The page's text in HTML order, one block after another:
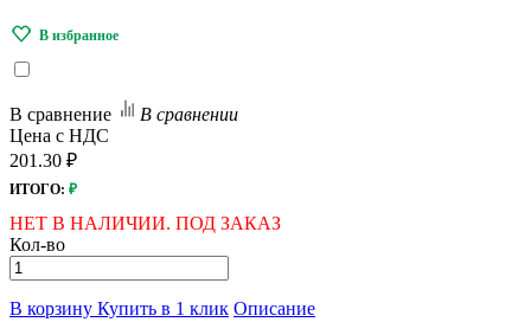
В сравнение
В сравнении
Цена с НДС
201.30 ₽
ИТОГО: ₽
НЕТ В НАЛИЧИИ. ПОД ЗАКАЗ
Кол-во
В корзину Купить в 1 клик Описание